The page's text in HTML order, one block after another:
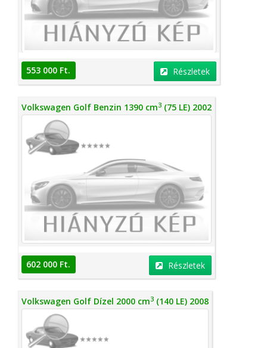
553 000 Ft. Részletek
Volkswagen Golf Benzin 1390 cm3 (75 LE) 2002
602 000 Ft. Részletek
Volkswagen Golf Dízel 2000 cm3 (140 LE) 2008